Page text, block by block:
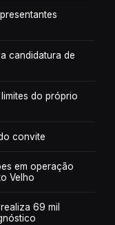
candidatura de
do próprio
convite
em operação
Velho
69 mil